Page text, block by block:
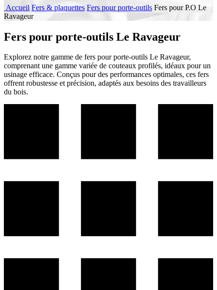
Accueil Fers & plaquettes Fers pour porte-outils Fers pour P.O Le
Ravageur
Fers pour porte-outils Le Ravageur
Explorez notre gamme de fers pour porte-outils Le Ravageur,
comprenant une gamme variée de couteaux profilés, idéaux pour un
usinage efficace. Conçus pour des performances optimales, ces fers
offrent robustesse et précision, adaptés aux besoins des travailleurs
du bois.